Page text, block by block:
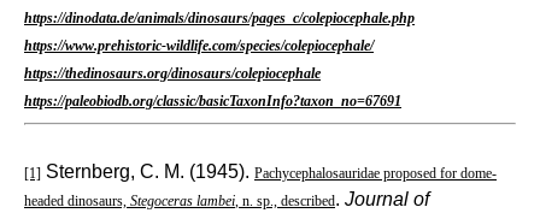
https://dinodata.de/animals/dinosaurs/pages_c/colepiocephale.php
https://www.prehistoric-wildlife.com/species/colepiocephale/
https://thedinosaurs.org/dinosaurs/colepiocephale
https://paleobiodb.org/classic/basicTaxonInfo?taxon_no=67691
[1] Sternberg, C. M. (1945). Pachycephalosauridae proposed for dome-
headed dinosaurs, Stegoceras lambei, n. sp., described. Journal of